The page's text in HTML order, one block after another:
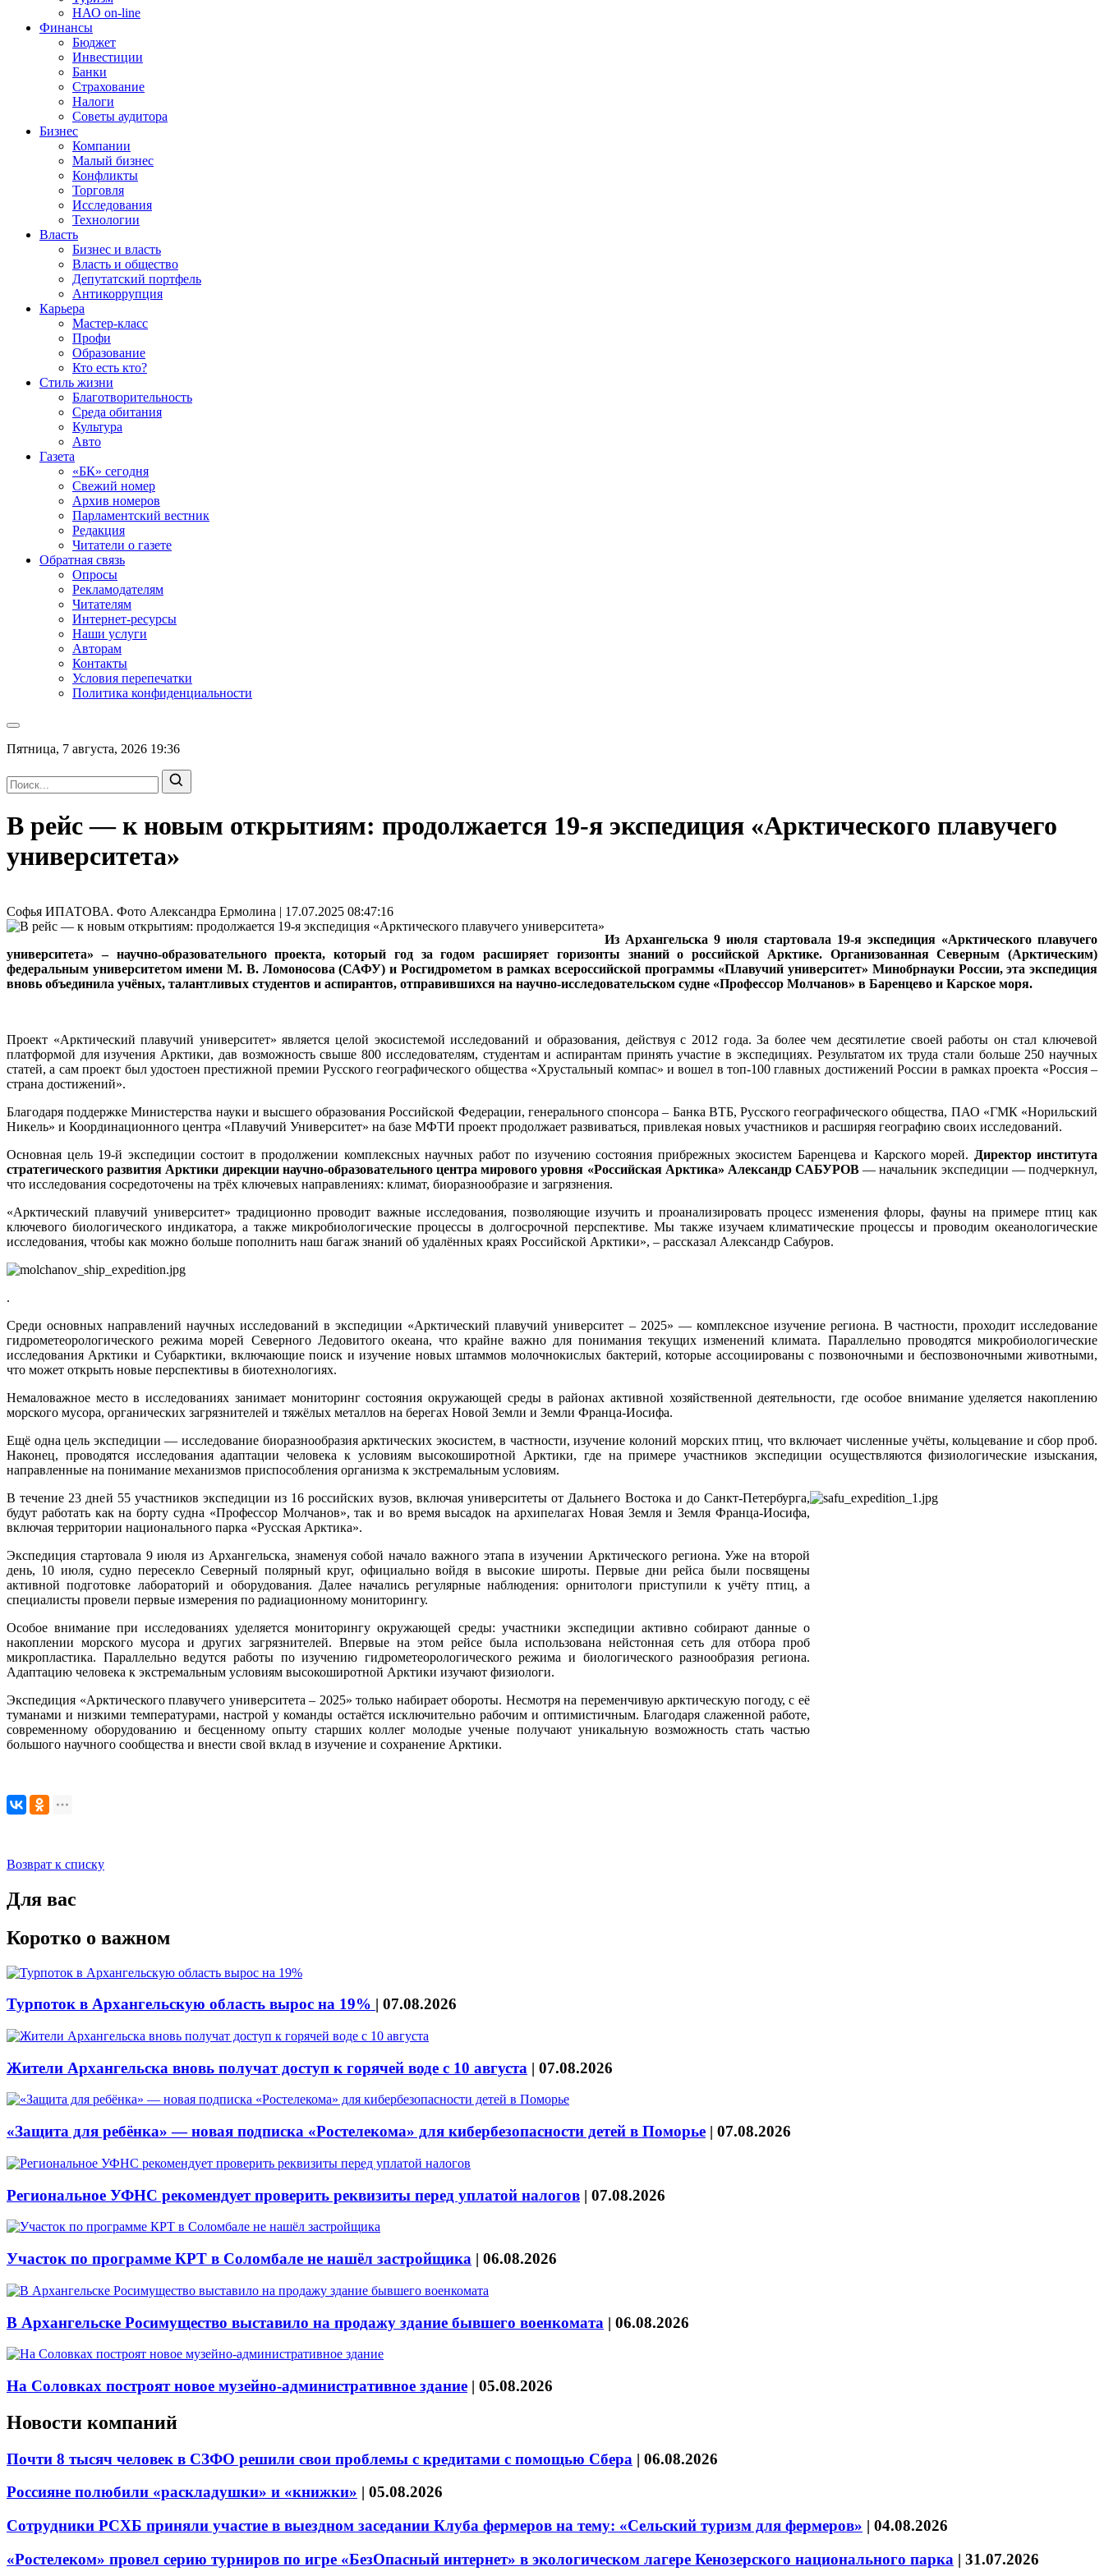
НАО on-line
Финансы
Бюджет
Инвестиции
Банки
Страхование
Налоги
Советы аудитора
Бизнес
Компании
Малый бизнес
Конфликты
Торговля
Исследования
Технологии
Власть
Бизнес и власть
Власть и общество
Депутатский портфель
Антикоррупция
Карьера
Мастер-класс
Профи
Образование
Кто есть кто?
Стиль жизни
Благотворительность
Среда обитания
Культура
Авто
Газета
«БК» сегодня
Свежий номер
Архив номеров
Парламентский вестник
Редакция
Читатели о газете
Обратная связь
Опросы
Рекламодателям
Читателям
Интернет-ресурсы
Наши услуги
Авторам
Контакты
Условия перепечатки
Политика конфиденциальности
Пятница, 7 августа, 2026 19:36
В рейс — к новым открытиям: продолжается 19-я экспедиция «Арктического плавучего
университета»
Софья ИПАТОВА. Фото Александра Ермолина | 17.07.2025 08:47:16
Из Архангельска 9 июля стартовала 19-я экспедиция «Арктического плавучего
университета» – научно-образовательного проекта, который год за годом расширяет горизонты знаний о российской Арктике. Организованная Северным (Арктическим)
федеральным университетом имени М. В. Ломоносова (САФУ) и Росгидрометом в рамках всероссийской программы «Плавучий университет» Минобрнауки России, эта экспедиция
вновь объединила учёных, талантливых студентов и аспирантов, отправившихся на научно-исследовательском судне «Профессор Молчанов» в Баренцево и Карское моря.
Проект «Арктический плавучий университет» является целой экосистемой исследований и образования, действуя с 2012 года. За более чем десятилетие своей работы он стал ключевой
платформой для изучения Арктики, дав возможность свыше 800 исследователям, студентам и аспирантам принять участие в экспедициях. Результатом их труда стали больше 250 научных
статей, а сам проект был удостоен престижной премии Русского географического общества «Хрустальный компас» и вошел в топ-100 главных достижений России в рамках проекта «Россия –
страна достижений».
Благодаря поддержке Министерства науки и высшего образования Российской Федерации, генерального спонсора – Банка ВТБ, Русского географического общества, ПАО «ГМК «Норильский
Никель» и Координационного центра «Плавучий Университет» на базе МФТИ проект продолжает развиваться, привлекая новых участников и расширяя географию своих исследований.
Основная цель 19-й экспедиции состоит в продолжении комплексных научных работ по изучению состояния прибрежных экосистем Баренцева и Карского морей. Директор института
стратегического развития Арктики дирекции научно-образовательного центра мирового уровня «Российская Арктика» Александр САБУРОВ — начальник экспедиции — подчеркнул,
что исследования сосредоточены на трёх ключевых направлениях: климат, биоразнообразие и загрязнения.
«Арктический плавучий университет» традиционно проводит важные исследования, позволяющие изучить и проанализировать процесс изменения флоры, фауны на примере птиц как
ключевого биологического индикатора, а также микробиологические процессы в долгосрочной перспективе. Мы также изучаем климатические процессы и проводим океанологические
исследования, чтобы как можно больше пополнить наш багаж знаний об удалённых краях Российской Арктики», – рассказал Александр Сабуров.
.
Среди основных направлений научных исследований в экспедиции «Арктический плавучий университет – 2025» — комплексное изучение региона. В частности, проходит исследование
гидрометеорологического режима морей Северного Ледовитого океана, что крайне важно для понимания текущих изменений климата. Параллельно проводятся микробиологические
исследования Арктики и Субарктики, включающие поиск и изучение новых штаммов молочнокислых бактерий, которые ассоциированы с позвоночными и беспозвоночными животными,
что может открыть новые перспективы в биотехнологиях.
Немаловажное место в исследованиях занимает мониторинг состояния окружающей среды в районах активной хозяйственной деятельности, где особое внимание уделяется накоплению
морского мусора, органических загрязнителей и тяжёлых металлов на берегах Новой Земли и Земли Франца-Иосифа.
Ещё одна цель экспедиции — исследование биоразнообразия арктических экосистем, в частности, изучение колоний морских птиц, что включает численные учёты, кольцевание и сбор проб.
Наконец, проводятся исследования адаптации человека к условиям высокоширотной Арктики, где на примере участников экспедиции осуществляются физиологические изыскания,
направленные на понимание механизмов приспособления организма к экстремальным условиям.
В течение 23 дней 55 участников экспедиции из 16 российских вузов, включая университеты от Дальнего Востока и до Санкт-Петербурга,
будут работать как на борту судна «Профессор Молчанов», так и во время высадок на архипелагах Новая Земля и Земля Франца-Иосифа,
включая территории национального парка «Русская Арктика».
Экспедиция стартовала 9 июля из Архангельска, знаменуя собой начало важного этапа в изучении Арктического региона. Уже на второй
день, 10 июля, судно пересекло Северный полярный круг, официально войдя в высокие широты. Первые дни рейса были посвящены
активной подготовке лабораторий и оборудования. Далее начались регулярные наблюдения: орнитологи приступили к учёту птиц, а
специалисты провели первые измерения по радиационному мониторингу.
Особое внимание при исследованиях уделяется мониторингу окружающей среды: участники экспедиции активно собирают данные о
накоплении морского мусора и других загрязнителей. Впервые на этом рейсе была использована нейстонная сеть для отбора проб
микропластика. Параллельно ведутся работы по изучению гидрометеорологического режима и биологического разнообразия региона.
Адаптацию человека к экстремальным условиям высокоширотной Арктики изучают физиологи.
Экспедиция «Арктического плавучего университета – 2025» только набирает обороты. Несмотря на переменчивую арктическую погоду, с её
туманами и низкими температурами, настрой у команды остаётся исключительно рабочим и оптимистичным. Благодаря слаженной работе,
современному оборудованию и бесценному опыту старших коллег молодые ученые получают уникальную возможность стать частью
большого научного сообщества и внести свой вклад в изучение и сохранение Арктики.
Возврат к списку
Для вас
Коротко о важном
Турпоток в Архангельскую область вырос на 19% | 07.08.2026
Жители Архангельска вновь получат доступ к горячей воде с 10 августа | 07.08.2026
«Защита для ребёнка» — новая подписка «Ростелекома» для кибербезопасности детей в Поморье | 07.08.2026
Региональное УФНС рекомендует проверить реквизиты перед уплатой налогов | 07.08.2026
Участок по программе КРТ в Соломбале не нашёл застройщика | 06.08.2026
В Архангельске Росимущество выставило на продажу здание бывшего военкомата | 06.08.2026
На Соловках построят новое музейно-административное здание | 05.08.2026
Новости компаний
Почти 8 тысяч человек в СЗФО решили свои проблемы с кредитами с помощью Сбера | 06.08.2026
Россияне полюбили «раскладушки» и «книжки» | 05.08.2026
Сотрудники РСХБ приняли участие в выездном заседании Клуба фермеров на тему: «Сельский туризм для фермеров» | 04.08.2026
«Ростелеком» провел серию турниров по игре «БезОпасный интернет» в экологическом лагере Кенозерского национального парка | 31.07.2026